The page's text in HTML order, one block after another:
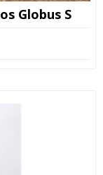
Globus S